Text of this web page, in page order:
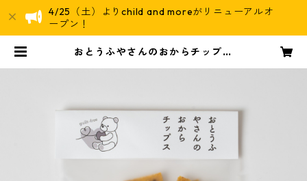
4/25（土）よりchild and moreがリニューアルオ
ープン！
おとうふやさんのおからチップス